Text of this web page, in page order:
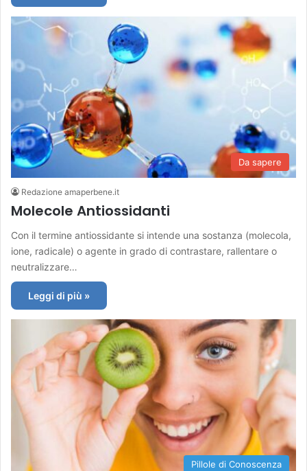
Da sapere
Redazione amaperbene.it
Molecole Antiossidanti
Con il termine antiossidante si intende una sostanza (molecola,
ione, radicale) o agente in grado di contrastare, rallentare o
neutralizzare…
Leggi di più »
Pillole di Conoscenza